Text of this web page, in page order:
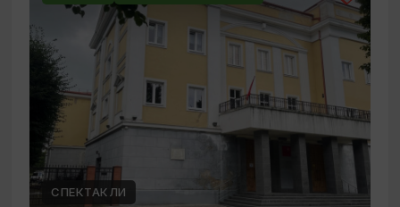
СПЕКТАКЛИ